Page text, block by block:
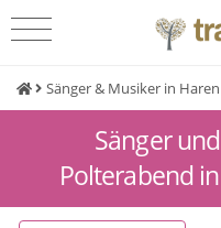
Sänger & Musiker in
Sänger
Polterabend